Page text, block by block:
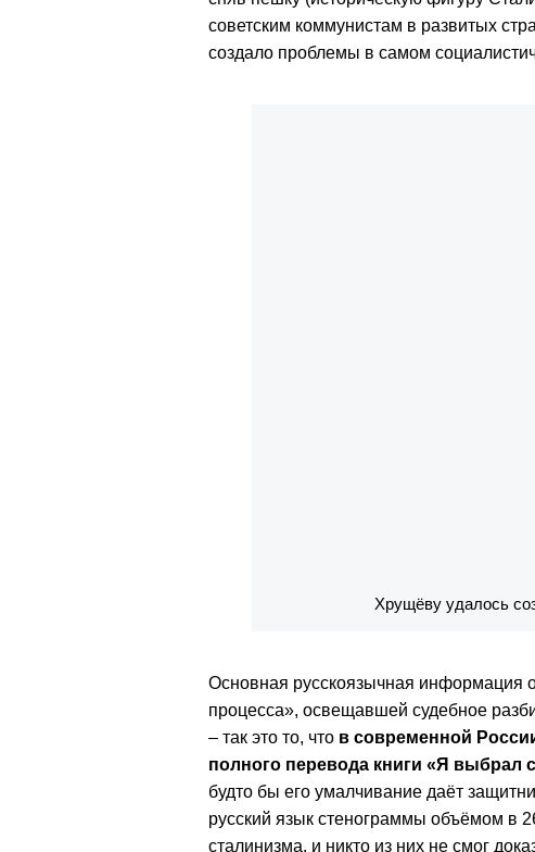
советским коммунистам в развитых
создало проблемы в самом
Хрущёву удалось
Основная русскоязычная информация
процесса», освещавшей судебное
– так это то, что в современной
полного перевода книги «Я выбрал
будто бы его умалчивание даёт
русский язык стенограммы объёмом в
сталинизма, и никто из них не смог